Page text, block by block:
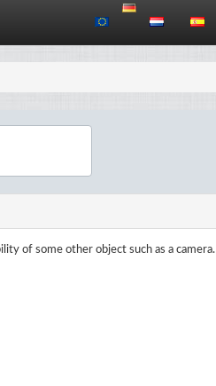
of some other object such as a camera.